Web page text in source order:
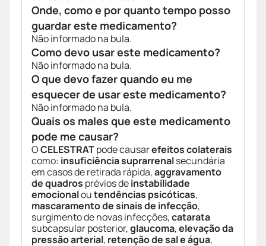
Onde, como e por quanto tempo posso
guardar este medicamento?
Não informado na bula.
Como devo usar este medicamento?
Não informado na bula.
O que devo fazer quando eu me
esquecer de usar este medicamento?
Não informado na bula.
Quais os males que este medicamento
pode me causar?
OCELESTRATpode causarefeitos colaterais
como: insuficiência suprarrenalsecundária
em casos de retirada rápida,aggravamento
de quadros prévios deinstabilidade
emocionaloutendências psicóticas,
mascaramento de sinais de infecção,
surgimento de novas infecções,catarata
subcapsular posterior,glaucoma,elevação da
pressão arterial, retenção de sal e água,